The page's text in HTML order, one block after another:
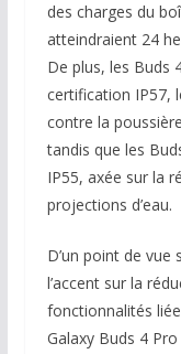
des charges du
atteindraient 24
De plus, les Buds
certification IP57,
contre la
tandis que les
IP55, axée sur la
projections d’eau.
D’un point de
l’accent sur la
fonctionnalités
Galaxy Buds 4